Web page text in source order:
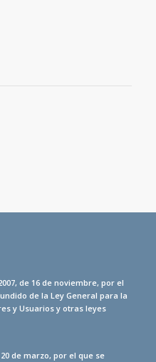
de 16 de noviembre, por el
de la Ley General para la
y Usuarios y otras leyes
de marzo, por el que se